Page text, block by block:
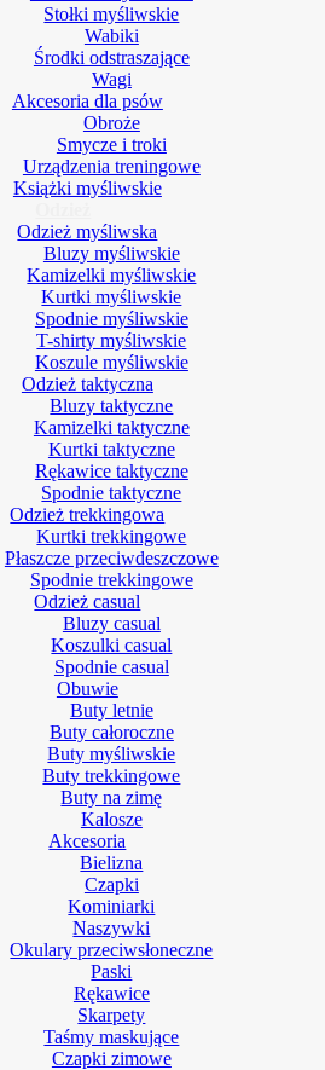
Stołki myśliwskie
Wabiki
Środki odstraszające
Wagi
Akcesoria dla psów
Obroże
Smycze i troki
Urządzenia treningowe
Książki myśliwskie
Odzież myśliwska
Bluzy myśliwskie
Kamizelki myśliwskie
Kurtki myśliwskie
Spodnie myśliwskie
T-shirty myśliwskie
Koszule myśliwskie
Odzież taktyczna
Bluzy taktyczne
Kamizelki taktyczne
Kurtki taktyczne
Rękawice taktyczne
Spodnie taktyczne
Odzież trekkingowa
Kurtki trekkingowe
Płaszcze przeciwdeszczowe
Spodnie trekkingowe
Odzież casual
Bluzy casual
Koszulki casual
Spodnie casual
Obuwie
Buty letnie
Buty całoroczne
Buty myśliwskie
Buty trekkingowe
Buty na zimę
Kalosze
Akcesoria
Bielizna
Czapki
Kominiarki
Naszywki
Okulary przeciwsłoneczne
Paski
Rękawice
Skarpety
Taśmy maskujące
Czapki zimowe